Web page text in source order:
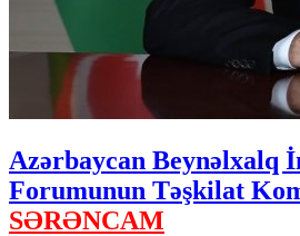
Azərbaycan Beynəlxalq
Forumunun Təşkilat
SƏRƏNCAM